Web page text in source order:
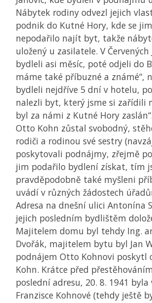
Nábytek rodiny odvezl jejich
podnik do Kutné Hory, kde se
nepodařilo najít byt, takže
uložený u zasilatele. V Červených
bydleli asi měsíc, poté odjeli do
máme také příbuzné a známé“,
bydleli nejdříve 5 dní v hotelu,
nalezli byt, který jsme si zařídili
byl za námi z Kutné Hory zaslán“.
Otto Kohn zůstal svobodný,
rodiči a rodinou své sestry
poskytovali podnájmy, zřejmě
jim podařilo bydlení získat, tím
pravděpodobně také myšleni
uvádí v různých žádostech
Adresa na dnešní ulici Antonína
jejich posledním bydlištěm
Majitelem domu byl tehdy Ing.
Dvořák, majitelem bytu byl Jan
podnájem Otto Kohnovi poskytl
Kohn. Krátce před
poslední adresu, 20. 8. 1941
Franzisce Kohnové (tehdy ještě